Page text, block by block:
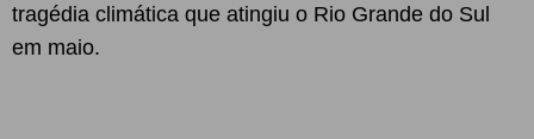
tragédia climática que atingiu o Rio Grande do Sul
em maio.